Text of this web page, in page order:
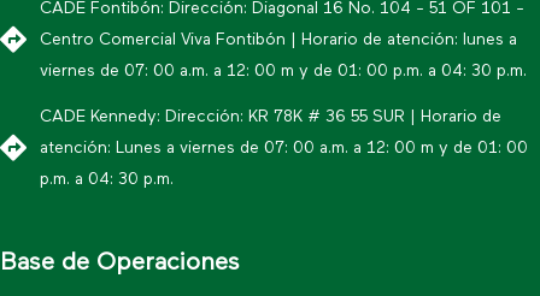
CADE Fontibón: Dirección: Diagonal 16 No. 104 - 51 OF 101 -
Centro Comercial Viva Fontibón | Horario de atención: lunes a
viernes de 07: 00 a.m. a 12: 00 m y de 01: 00 p.m. a 04: 30 p.m.
CADE Kennedy: Dirección: KR 78K # 36 55 SUR | Horario de
atención: Lunes a viernes de 07: 00 a.m. a 12: 00 m y de 01: 00
p.m. a 04: 30 p.m.
Base de Operaciones